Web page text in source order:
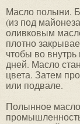
Масло полыни.
(из под
оливковым
плотно
чтобы во
дней. Масло
цвета. Затем
или подвале.
Полынное масло